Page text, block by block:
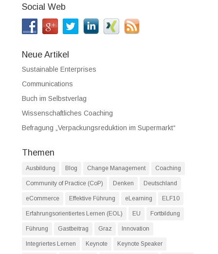
Social Web
Neue Artikel
Sustainable Enterprises
Communications
Buch im Selbstverlag
Wissenschaftliches Coaching
Befragung „Verpackungsreduktion im Supermarkt“
Themen
Ausbildung Blog Change Management Coaching
Community of Practice (CoP) Denken Deutschland
eCommerce Effektive Führung eLearning ELF10
Erfahrungsorientiertes Lernen (EOL) EU Fortbildung
Führung Gastbeitrag Graz Innovation
Integriertes Lernen Keynote Keynote Speaker